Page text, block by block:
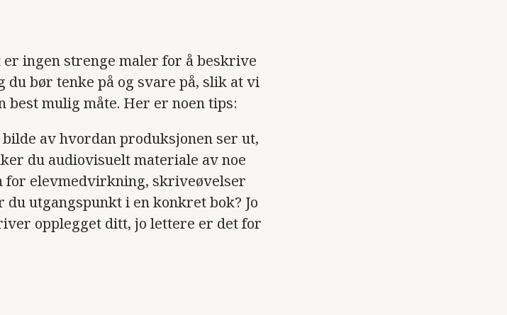
ingen strenge maler for å beskrive
du bør tenke på og svare på, slik at vi
mulig måte. Her er noen tips:
av hvordan produksjonen ser ut,
du audiovisuelt materiale av noe
for elevmedvirkning, skriveøvelser
utgangspunkt i en konkret bok? Jo
opplegget ditt, jo lettere er det for